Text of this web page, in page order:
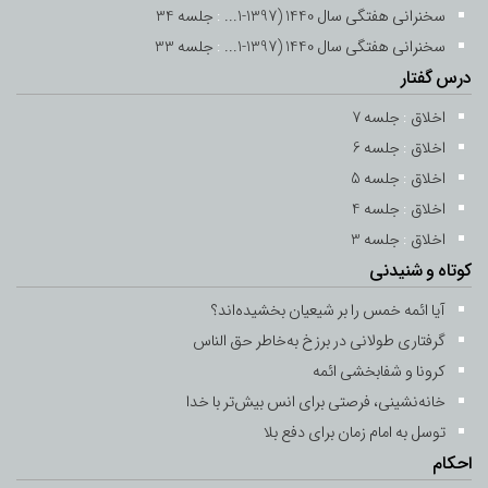
جلسه 10
3 اردیبهشت 1400 -10 رمضان 1442
جلسه 11
4 اردیبهشت 1400 -
جلسه 12
5 اردیبهشت 1400
جلسه 13
6 اردیبهشت 1400 13 رمضان 1442
جلسه 14
-
سخنرانی هفتگی سال 1440 (1397-1...
: جلسه 34
سخنرانی هفتگی سال 1440 (1397-1...
: جلسه 33
درس گفتار
اخلاق : جلسه 7
اخلاق : جلسه 6
اخلاق : جلسه 5
اخلاق : جلسه 4
اخلاق : جلسه 3
کوتاه و شنیدنی
آیا ائمه خمس را بر شیعیان بخشیده‌اند؟
گرفتاری طولانی در برزخ به‌خاطر حق ‌الناس
کرونا و شفابخشی ائمه
خانه‌نشینی، فرصتی برای انس بیش‌تر با خدا
توسل به امام زمان برای دفع بلا
احکام